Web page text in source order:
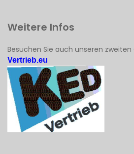
Weitere Infos
Besuchen Sie auch unseren zweiten
Vertrieb.eu